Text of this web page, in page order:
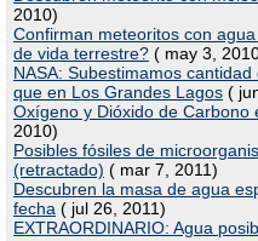
2010)
Confirman meteoritos con
de vida terrestre? ( may 3,
NASA: Subestimamos
que en Los Grandes Lagos (
Oxígeno y Dióxido de Carbono
2010)
Posibles fósiles de
(retractado) ( mar 7, 2011)
Descubren la masa de agua
fecha ( jul 26, 2011)
EXTRAORDINARIO: Agua